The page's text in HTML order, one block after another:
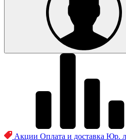
Акции Оплата и доставка Юр.